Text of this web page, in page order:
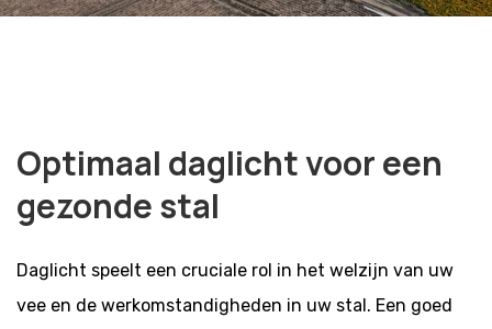
Optimaal daglicht voor een
gezonde stal
Daglicht speelt een cruciale rol in het welzijn van uw
vee en de werkomstandigheden in uw stal. Een goed